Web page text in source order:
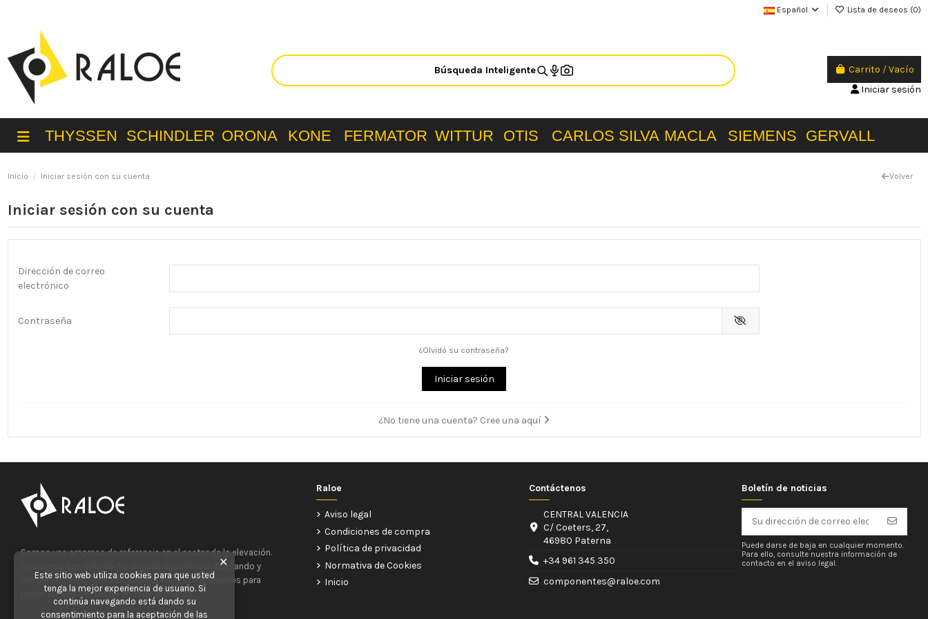
Español Lista de deseos (0)
Búsqueda Inteligente Carrito /Vacío
Iniciar sesión
THYSSEN SCHINDLER ORONA KONE FERMATOR WITTUR OTIS CARLOS SILVA MACLA SIEMENS GERVALL
Inicio Iniciar sesión con su cuenta Volver
Iniciar sesión con su cuenta
Dirección de correo
electrónico
Contraseña
¿Olvidó su contraseña?
Iniciar sesión
¿No tiene una cuenta? Cree una aquí
Somos una empresa de referencia en el sector de la elevación.
Contamos con más de 50 años de experiencia diseñando y
comercializando Aparatos Elevadores y Componentes para
profesionales del sector en todo el mundo.
Raloe
Aviso legal
Condiciones de compra
Política de privacidad
Normativa de Cookies
Inicio
Contáctenos
CENTRAL VALENCIA
C/ Coeters, 27,
46980 Paterna
+34 961 345 350
componentes@raloe.com
Boletín de noticias
Puede darse de baja en cualquier momento.
Para ello, consulte nuestra información de
contacto en el aviso legal.
✕
Este sitio web utiliza cookies para que usted
tenga la mejor experiencia de usuario. Si
continúa navegando está dando su
consentimiento para la aceptación de las